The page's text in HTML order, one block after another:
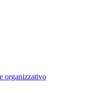
organizzativo